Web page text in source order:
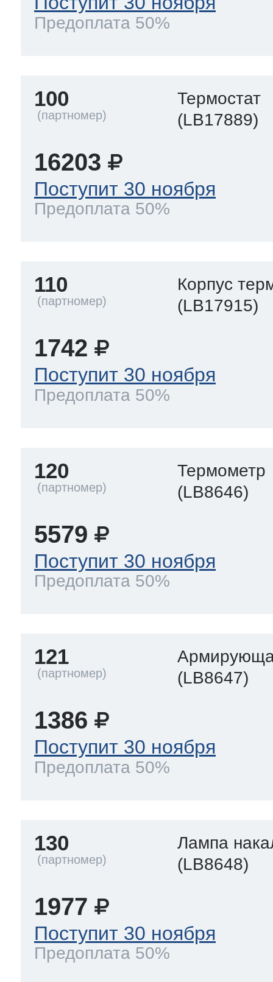
Предоплата 50%
100
Термостат
(LB17889)
16203
Поступит 30 ноября
Предоплата 50%
110
Корпус
(LB17915)
1742
Поступит 30 ноября
Предоплата 50%
120
Термометр
(LB8646)
5579
Поступит 30 ноября
Предоплата 50%
121
(LB8647)
1386
Поступит 30 ноября
Предоплата 50%
130
Лампа
(LB8648)
1977
Поступит 30 ноября
Предоплата 50%